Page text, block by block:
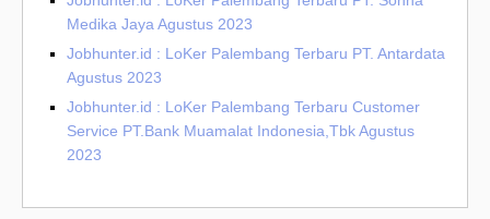
Medika Jaya Agustus 2023
Jobhunter.id : LoKer Palembang Terbaru PT. Antardata
Agustus 2023
Jobhunter.id : LoKer Palembang Terbaru Customer
Service PT.Bank Muamalat Indonesia,Tbk Agustus
2023